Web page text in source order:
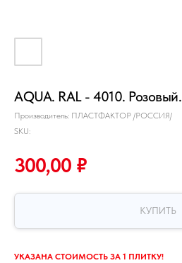
AQUA. RAL - 4010. Розовый.
Производитель: ПЛАСТФАКТОР /РОССИЯ/
SKU:
300,00 ₽
КУПИТЬ
УКАЗАНА СТОИМОСТЬ ЗА 1 ПЛИТКУ!